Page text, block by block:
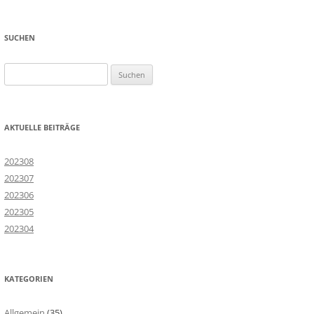
SUCHEN
nach:
AKTUELLE BEITRÄGE
202308
202307
202306
202305
202304
KATEGORIEN